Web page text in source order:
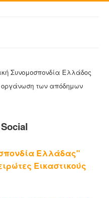
Συνομοσπονδία Ελλάδος
των απόδημων
Ελλάδας"
Εικαστικούς